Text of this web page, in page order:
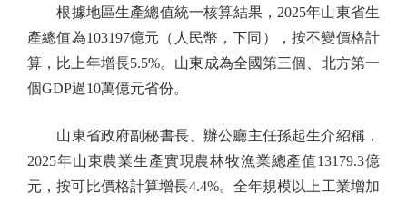
根據地區生產總值統一核算結果，2025年山東省生
產總值為103197億元（人民幣，下同），按不變價格計
算，比上年增長5.5%。山東成為全國第三個、北方第一
個GDP過10萬億元省份。
山東省政府副秘書長、辦公廳主任孫起生介紹稱，
2025年山東農業生產實現農林牧漁業總產值13179.3億
元，按可比價格計算增長4.4%。全年規模以上工業增加